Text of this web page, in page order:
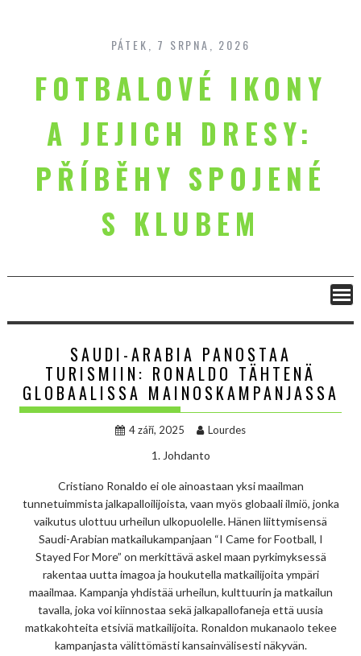
content
PÁTEK, 7 SRPNA, 2026
FOTBALOVÉ IKONY
A JEJICH DRESY:
PŘÍBĚHY SPOJENÉ
S KLUBEM
SAUDI-ARABIA PANOSTAA
TURISMIIN: RONALDO TÄHTENÄ
GLOBAALISSA MAINOSKAMPANJASSA
4 září, 2025 Lourdes
1. Johdanto
Cristiano Ronaldo ei ole ainoastaan yksi maailman
tunnetuimmista jalkapalloilijoista, vaan myös globaali ilmiö, jonka
vaikutus ulottuu urheilun ulkopuolelle. Hänen liittymisensä
Saudi-Arabian matkailukampanjaan “I Came for Football, I
Stayed For More” on merkittävä askel maan pyrkimyksessä
rakentaa uutta imagoa ja houkutella matkailijoita ympäri
maailmaa. Kampanja yhdistää urheilun, kulttuurin ja matkailun
tavalla, joka voi kiinnostaa sekä jalkapallofaneja että uusia
matkakohteita etsiviä matkailijoita. Ronaldon mukanaolo tekee
kampanjasta välittömästi kansainvälisesti näkyvän.